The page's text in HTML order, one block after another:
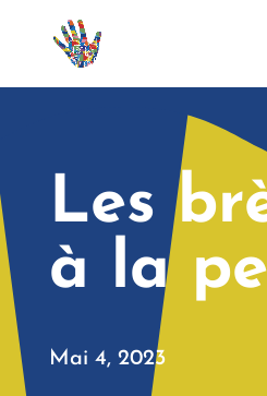
Les
à la
Mai 4, 2023